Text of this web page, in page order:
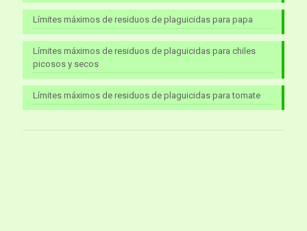
Límites máximos de residuos de plaguicidas para papa
Límites máximos de residuos de plaguicidas para chiles
picosos y secos
Límites máximos de residuos de plaguicidas para tomate